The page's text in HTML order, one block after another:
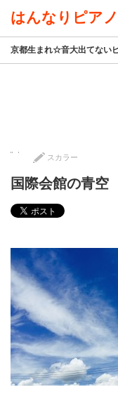
はんなりピア
京都生まれ☆音大出てない
スカラー
国際会館の青空